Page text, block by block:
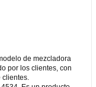
de mezcladora
por los clientes, con